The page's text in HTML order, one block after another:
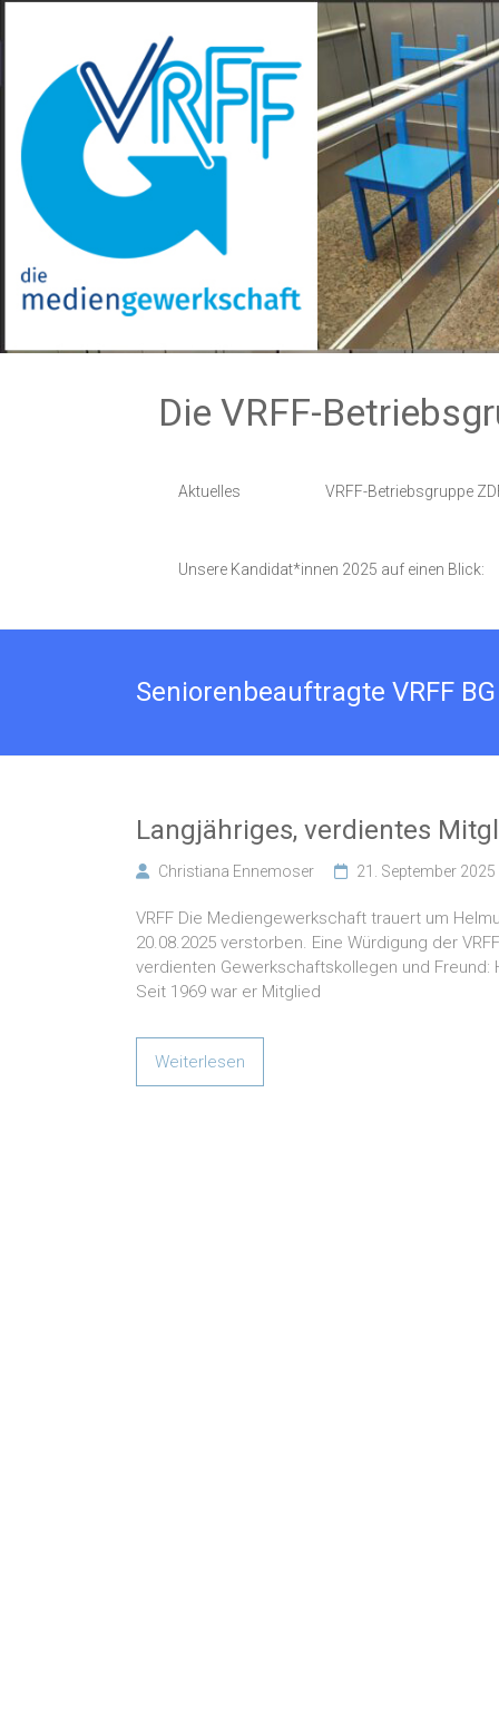
Die VRFF-
Aktuelles VRFF-Betriebsgruppe
Unsere Kandidat*innen 2025 auf einen Blick:
Seniorenbeauftragte VRFF
Langjähriges, verdientes
Christiana Ennemoser 21. September 2025
VRFF Die Mediengewerkschaft trauert um
20.08.2025 verstorben. Eine Würdigung der
verdienten Gewerkschaftskollegen und
Seit 1969 war er Mitglied
Weiterlesen